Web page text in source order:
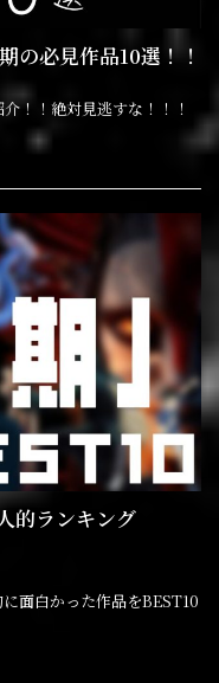
の必見作品10選！！
！！絶対見逃すな！！！
的ランキング
面白かった作品をBEST10